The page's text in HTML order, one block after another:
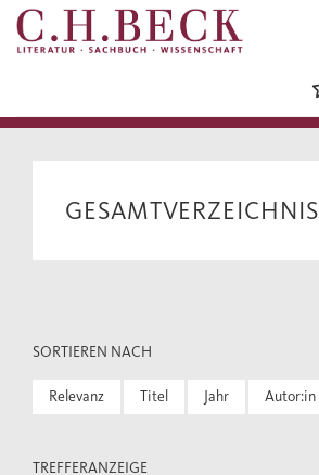
GESAMTVERZEICHNIS
SORTIEREN NACH
Relevanz Titel Jahr Autor:in
TREFFERANZEIGE